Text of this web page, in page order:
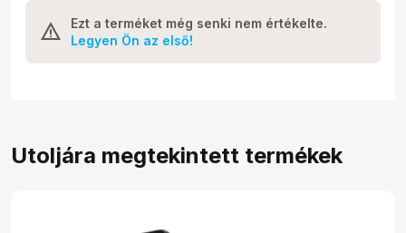
Ezt a terméket még senki nem értékelte.
Legyen Ön az első!
Utoljára megtekintett termékek